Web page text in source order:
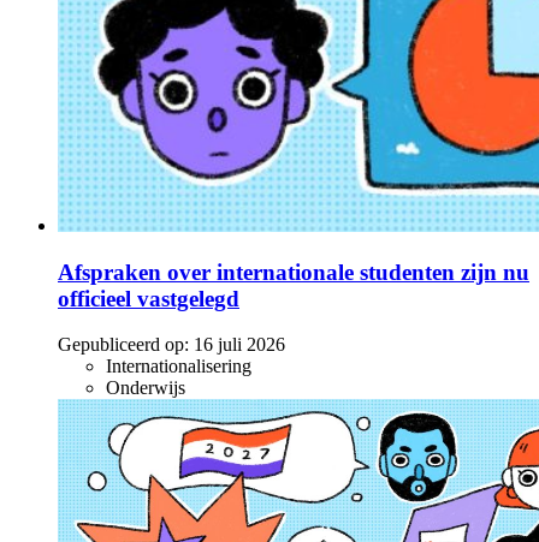
Afspraken over internationale studenten zijn nu
officieel vastgelegd
Gepubliceerd op: 16 juli 2026
Internationalisering
Onderwijs